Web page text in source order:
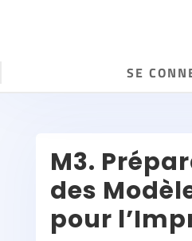
SE
M3.
des
pour